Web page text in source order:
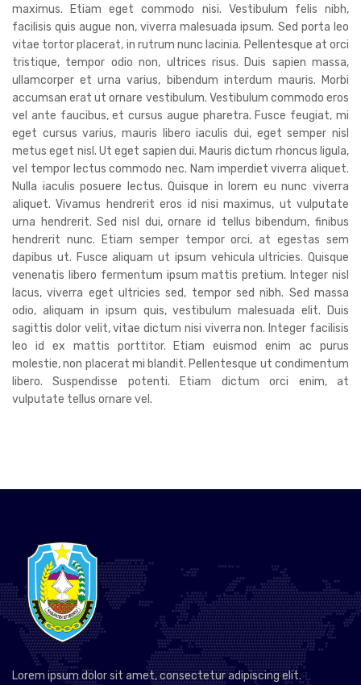
maximus. Etiam eget commodo nisi. Vestibulum felis nibh,
facilisis quis augue non, viverra malesuada ipsum. Sed porta leo
vitae tortor placerat, in rutrum nunc lacinia. Pellentesque at orci
tristique, tempor odio non, ultrices risus. Duis sapien massa,
ullamcorper et urna varius, bibendum interdum mauris. Morbi
accumsan erat ut ornare vestibulum. Vestibulum commodo eros
vel ante faucibus, et cursus augue pharetra. Fusce feugiat, mi
eget cursus varius, mauris libero iaculis dui, eget semper nisl
metus eget nisl. Ut eget sapien dui. Mauris dictum rhoncus ligula,
vel tempor lectus commodo nec. Nam imperdiet viverra aliquet.
Nulla iaculis posuere lectus. Quisque in lorem eu nunc viverra
aliquet. Vivamus hendrerit eros id nisi maximus, ut vulputate
urna hendrerit. Sed nisl dui, ornare id tellus bibendum, finibus
hendrerit nunc. Etiam semper tempor orci, at egestas sem
dapibus ut. Fusce aliquam ut ipsum vehicula ultricies. Quisque
venenatis libero fermentum ipsum mattis pretium. Integer nisl
lacus, viverra eget ultricies sed, tempor sed nibh. Sed massa
odio, aliquam in ipsum quis, vestibulum malesuada elit. Duis
sagittis dolor velit, vitae dictum nisi viverra non. Integer facilisis
leo id ex mattis porttitor. Etiam euismod enim ac purus
molestie, non placerat mi blandit. Pellentesque ut condimentum
libero. Suspendisse potenti. Etiam dictum orci enim, at
vulputate tellus ornare vel.
Lorem ipsum dolor sit amet, consectetur adipiscing elit.